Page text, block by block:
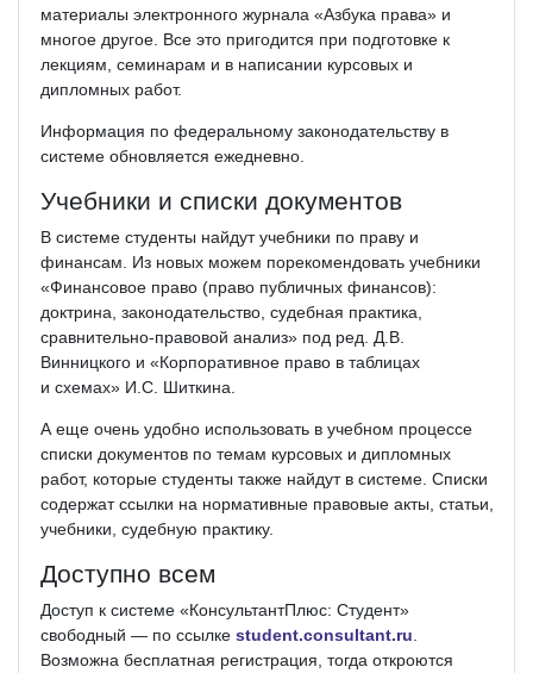
материалы электронного журнала «Азбука права» и
многое другое. Все это пригодится при подготовке к
лекциям, семинарам и в написании курсовых и
дипломных работ.
Информация по федеральному законодательству в
системе обновляется ежедневно.
Учебники и списки документов
В системе студенты найдут учебники по праву и
финансам. Из новых можем порекомендовать учебники
«Финансовое право (право публичных финансов):
доктрина, законодательство, судебная практика,
сравнительно­-правовой анализ» под ред. Д.В.
Винницкого и «Корпоративное право в таблицах
и схемах» И.С. Шиткина.
А еще очень удобно использовать в учебном процессе
списки документов по темам курсовых и дипломных
работ, которые студенты также найдут в системе. Списки
содержат ссылки на нормативные правовые акты, статьи,
учебники, судебную практику.
Доступно всем
Доступ к системе «КонсультантПлюс: Студент»
свободный — по ссылке student.consultant.ru
Возможна бесплатная регистрация, тогда откроются